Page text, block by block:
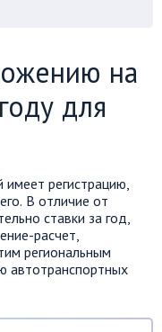
на
для
регистрацию,
В отличие от
ставки за год,
расчет,
региональным
автотранспортных